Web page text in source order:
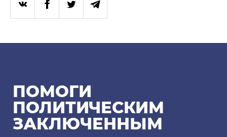
ПОМОГИ
ПОЛИТИЧЕСКИМ
ЗАКЛЮЧЕННЫМ